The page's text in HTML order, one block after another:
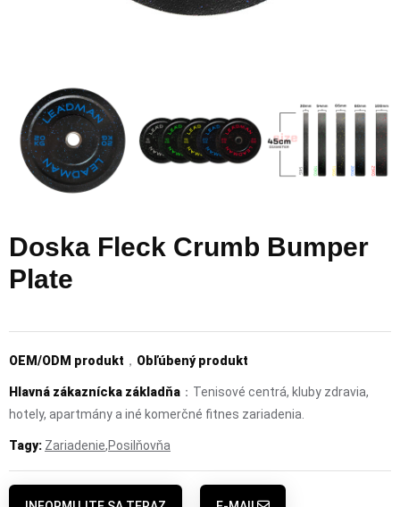
Doska Fleck Crumb Bumper
Plate
OEM/ODM produkt ， Obľúbený produkt
Hlavná zákaznícka základňa ：Tenisové centrá, kluby zdravia,
hotely, apartmány a iné komerčné fitnes zariadenia.
Tagy: Zariadenie,Posilňovňa